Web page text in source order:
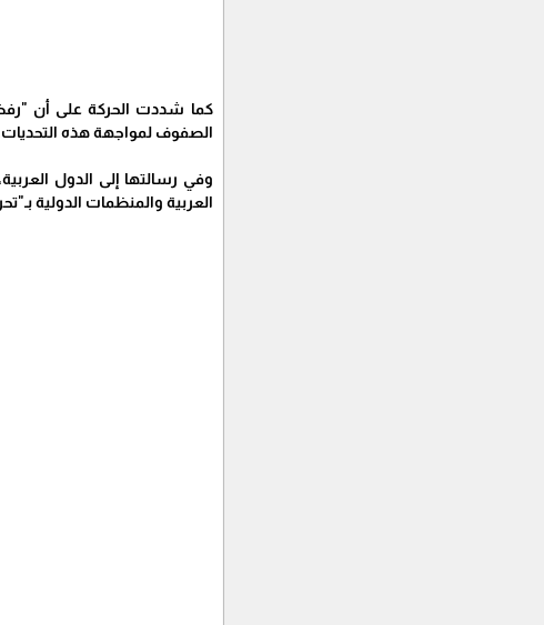
كما شددت الحركة على أن
الصفوف لمواجهة هذه
وفي رسالتها إلى الدول
العربية والمنظمات الدولية